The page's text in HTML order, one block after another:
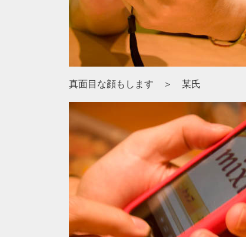
真面目な顔もします ＞ 某氏